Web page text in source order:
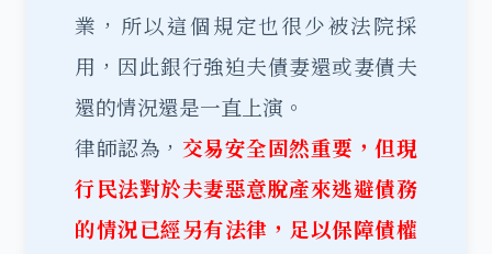
業，所以這個規定也很少被法院採
用，因此銀行強迫夫債妻還或妻債夫
還的情況還是一直上演。
律師認為， 交易安全固然重要，但現
行民法對於夫妻惡意脫產來逃避債務
的情況已經另有法律，足以保障債權